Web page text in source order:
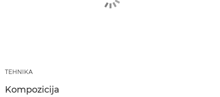
TEHNIKA
Kompozicija